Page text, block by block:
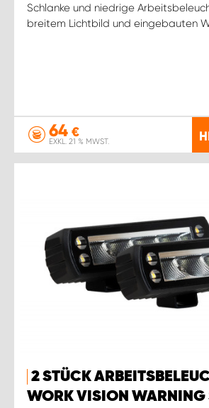
Schlanke und niedrige
breitem Lichtbild und eingebauten
64 €
EXKL. 21 % MWST.
2 STÜCK
WORK VISION WARNING